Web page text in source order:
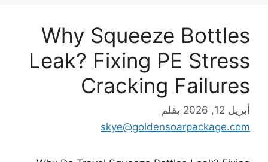
Why Squeeze Bottles
Leak? Fixing PE Stress
Cracking Failures
أبريل 12, 2026
بقلم
skye@goldensoarpackage.com